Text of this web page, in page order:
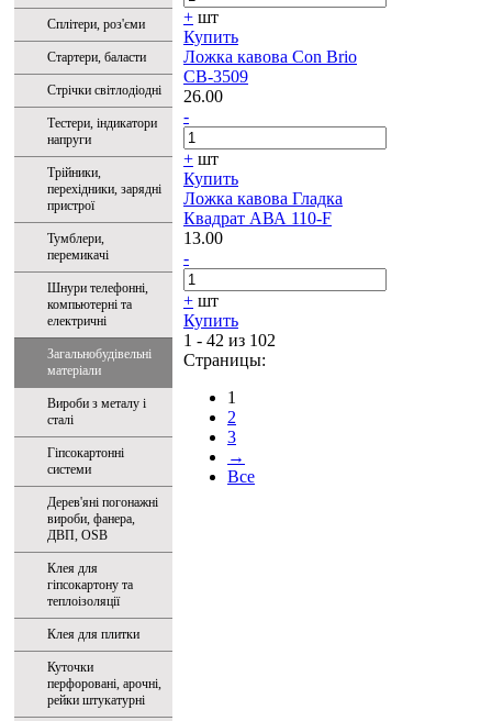
Сплітери, роз'єми
Стартери, баласти
Стрічки світлодіодні
Тестери, індикатори
напруги
Трійники,
перехідники, зарядні
пристрої
Тумблери,
перемикачі
Шнури телефонні,
компьютерні та
електричні
Загальнобудівельні
матеріали
Вироби з металу і
сталі
Гіпсокартонні
системи
Дерев'яні погонажні
вироби, фанера,
ДВП, OSB
Клея для
гіпсокартону та
теплоізоляції
Клея для плитки
Куточки
перфоровані, арочні,
рейки штукатурні
+ шт
Купить
Ложка кавова Con Brio
CB-3509
26.00
-
+ шт
Купить
Ложка кавова Гладка
Квадрат АВА 110-F
13.00
-
+ шт
Купить
1 - 42 из 102
Страницы:
1
2
3
→
Все